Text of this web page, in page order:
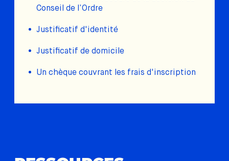
Conseil de l’Ordre
Justificatif d'identité
Justificatif de domicile
Un chèque couvrant les frais d'inscription